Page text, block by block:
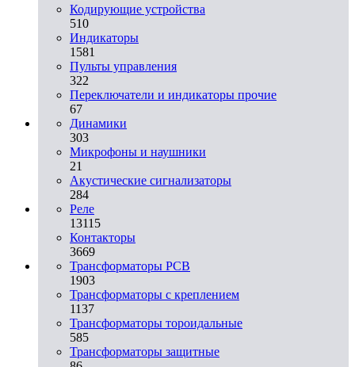
Кодирующие устройства
510
Индикаторы
1581
Пульты управления
322
Переключатели и индикаторы прочие
67
Динамики
303
Микрофоны и наушники
21
Акустические сигнализаторы
284
Реле
13115
Контакторы
3669
Трансформаторы PCB
1903
Трансформаторы с креплением
1137
Трансформаторы тороидальные
585
Трансформаторы защитные